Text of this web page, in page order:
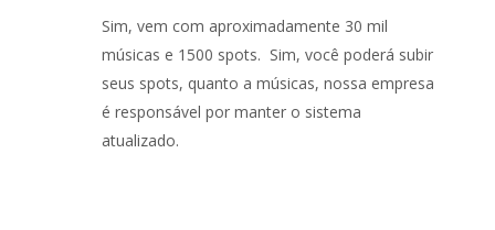
Sim, vem com aproximadamente 30 mil
músicas e 1500 spots. Sim, você poderá subir
seus spots, quanto a músicas, nossa empresa
é responsável por manter o sistema
atualizado.